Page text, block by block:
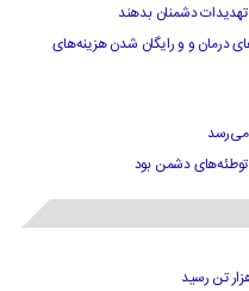
دشمنان بدهند
درمان و و رایگان شدن هزینه‌های
دشمن بود